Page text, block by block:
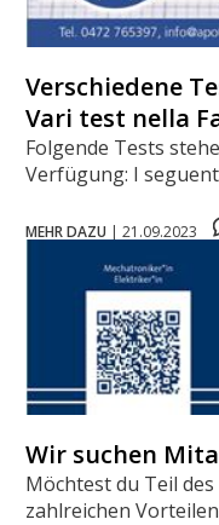
Verschiedene
Vari test nella
Folgende Tests
Verfügung: I
MEHR DAZU | 21.09.2023
Wir suchen
Möchtest du Teil
zahlreichen Vorteilen